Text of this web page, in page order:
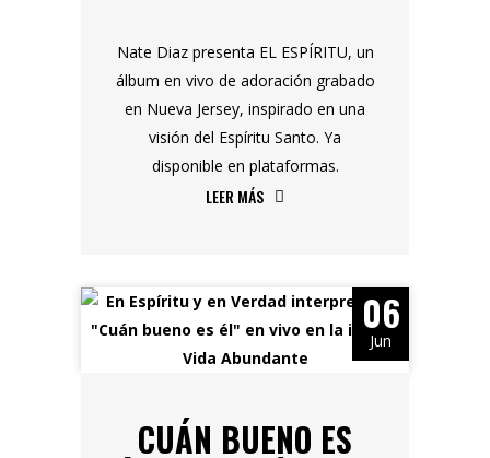
Nate Diaz presenta EL ESPÍRITU, un
álbum en vivo de adoración grabado
en Nueva Jersey, inspirado en una
visión del Espíritu Santo. Ya
disponible en plataformas.
LEER MÁS
06
Jun
CUÁN BUENO ES